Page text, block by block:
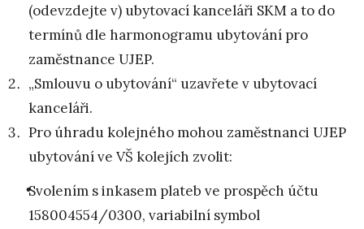
(odevzdejte v) ubytovací kanceláři SKM a to do
termínů dle harmonogramu ubytování pro
zaměstnance UJEP.
„Smlouvu o ubytování“ uzavřete v ubytovací
kanceláři.
Pro úhradu kolejného mohou zaměstnanci UJEP
ubytování ve VŠ kolejích zvolit:
Svolením s inkasem plateb ve prospěch účtu
158004554/0300, variabilní symbol